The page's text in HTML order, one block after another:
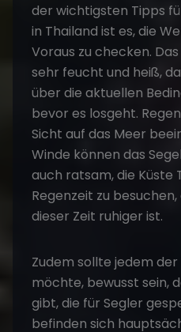
der wichtigsten Tipps
in Thailand ist es, die
Voraus zu checken.
sehr feucht und heiß,
über die aktuellen
bevor es losgeht.
Sicht auf das Meer
Winde können das
auch ratsam, die Küste
Regenzeit zu
dieser Zeit ruhiger ist.
Zudem sollte jedem
möchte, bewusst sein,
gibt, die für Segler
befinden sich